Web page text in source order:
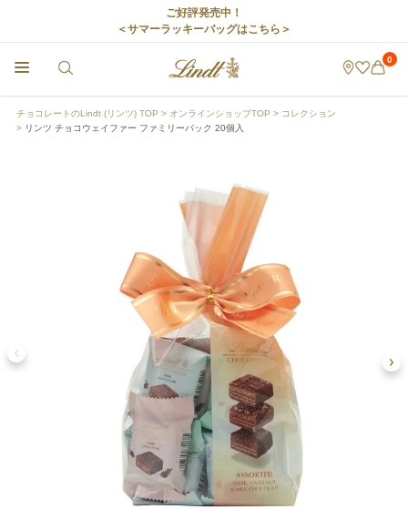
ご好評発売中！
＜サマーラッキーバッグはこちら＞
0
チョコレートのLindt (リンツ) TOP オンラインショップTOP
コレクション
リンツ チョコウェイファー ファミリーパック 20個入